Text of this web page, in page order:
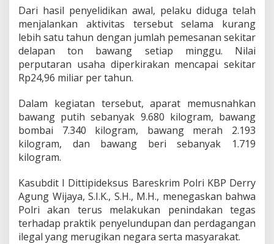
a
l
d
a
r
i
a
u
r
T
i
k
P
e
b
a
t
Dari hasil penyelidikan awal, pelaku diduga telah
menjalankan aktivitas tersebut selama kurang
lebih satu tahun dengan jumlah pemesanan sekitar
delapan ton bawang setiap minggu. Nilai
perputaran usaha diperkirakan mencapai sekitar
Rp24,96 miliar per tahun.
Dalam kegiatan tersebut, aparat memusnahkan
bawang putih sebanyak 9.680 kilogram, bawang
bombai 7.340 kilogram, bawang merah 2.193
kilogram, dan bawang beri sebanyak 1.719
kilogram.
Kasubdit I Dittipideksus Bareskrim Polri KBP Derry
Agung Wijaya, S.I.K., S.H., M.H., menegaskan bahwa
Polri akan terus melakukan penindakan tegas
terhadap praktik penyelundupan dan perdagangan
ilegal yang merugikan negara serta masyarakat.